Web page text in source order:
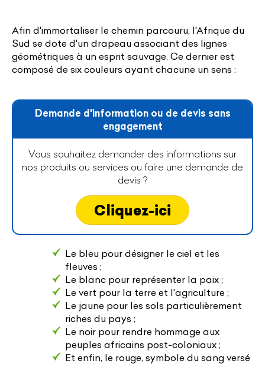
Afin d'immortaliser le chemin parcouru, l'Afrique du
Sud se dote d'un drapeau associant des lignes
géométriques à un esprit sauvage. Ce dernier est
composé de six couleurs ayant chacune un sens :
Demande d'information ou de devis sans
engagement
Vous souhaitez demander des informations sur
nos produits ou services ou faire une demande de
devis ?
Cliquez-ici
Le bleu pour désigner le ciel et les
fleuves ;
Le blanc pour représenter la paix ;
Le vert pour la terre et l'agriculture ;
Le jaune pour les sols particulièrement
riches du pays ;
Le noir pour rendre hommage aux
peuples africains post-coloniaux ;
Et enfin, le rouge, symbole du sang versé